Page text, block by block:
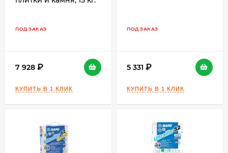
ПОД ЗАКАЗ
7 928
ПОД ЗАКАЗ
5 331